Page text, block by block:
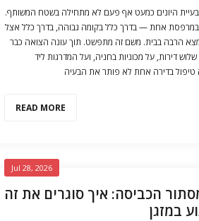
בעיית היונים כמעט אף פעם לא מתחילה בשטח המשותף.
אחת — בדרך כלל בקומה גבוהה, בדרך כלל אצל
הרבה בבית. משם זה מתפשט. תוך עונה הצואה כבר
דירות, על מכוניות בחניה, ועל המדרגות ליד
בדירה אחת לא פותר את הבעיה
READ MORE
הכביסה: איך סוגרים את זה
במזגן
Jul 28, 2026